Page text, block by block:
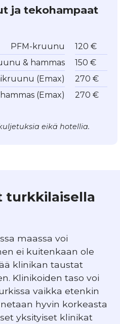
ja tekohampaat
PFM-kruunu
& hammas
(Emax)
(Emax)
120 €
150 €
270 €
270 €
eikä hotellia.
turkkilaisella
maassa voi
ei kuitenkaan ole
klinikan taustat
Klinikoiden taso voi
vaikka etenkin
hyvin korkeasta
yksityiset klinikat